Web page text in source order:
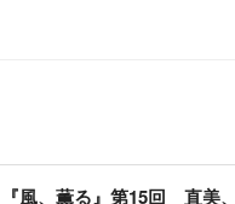
『風、薫る』第15回 直美